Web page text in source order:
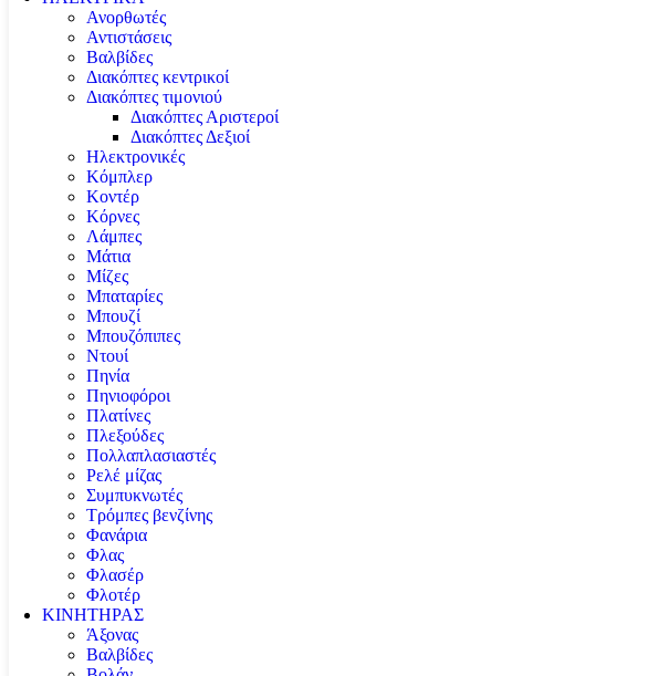
Ανορθωτές
Αντιστάσεις
Βαλβίδες
Διακόπτες κεντρικοί
Διακόπτες τιμονιού
Διακόπτες Αριστεροί
Διακόπτες Δεξιοί
Ηλεκτρονικές
Κόμπλερ
Κοντέρ
Κόρνες
Λάμπες
Μάτια
Μίζες
Μπαταρίες
Μπουζί
Μπουζόπιπες
Ντουί
Πηνία
Πηνιοφόροι
Πλατίνες
Πλεξούδες
Πολλαπλασιαστές
Ρελέ μίζας
Συμπυκνωτές
Τρόμπες βενζίνης
Φανάρια
Φλας
Φλασέρ
Φλοτέρ
ΚΙΝΗΤΗΡΑΣ
Άξονας
Βαλβίδες